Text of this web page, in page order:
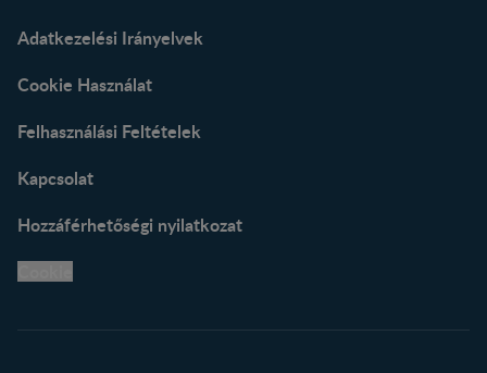
Adatkezelési Irányelvek
Cookie Használat
Felhasználási Feltételek
Kapcsolat
Hozzáférhetőségi nyilatkozat